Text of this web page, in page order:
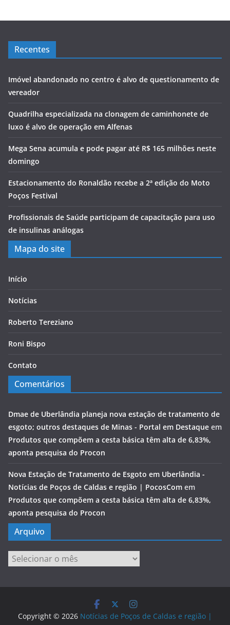
Recentes
Imóvel abandonado no centro é alvo de questionamento de
vereador
Quadrilha especializada na clonagem de caminhonete de
luxo é alvo de operação em Alfenas
Mega Sena acumula e pode pagar até R$ 165 milhões neste
domingo
Estacionamento do Ronaldão recebe a 2ª edição do Moto
Poços Festival
Profissionais de Saúde participam de capacitação para uso
de insulinas análogas
Mapa do site
Início
Notícias
Roberto Tereziano
Roni Bispo
Contato
Comentários
Dmae de Uberlândia planeja nova estação de tratamento de
esgoto; outros destaques de Minas - Portal em Destaque em
Produtos que compõem a cesta básica têm alta de 6,83%,
aponta pesquisa do Procon
Nova Estação de Tratamento de Esgoto em Uberlândia -
Notícias de Poços de Caldas e região | PocosCom em
Produtos que compõem a cesta básica têm alta de 6,83%,
aponta pesquisa do Procon
Arquivo
Arquivo
Copyright © 2026 Notícias de Poços de Caldas e região |